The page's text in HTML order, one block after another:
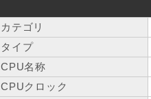
カテゴリ
タイプ
CPU名称
CPUクロック